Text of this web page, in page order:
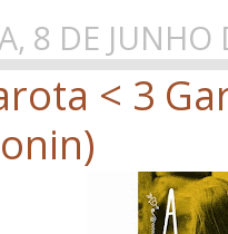
8 DE JUNHO
< 3